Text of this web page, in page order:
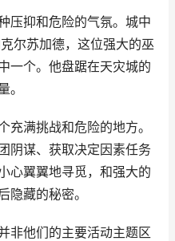
压抑和危险的气氛。城中
尔苏加德，这位强大的巫
一个。他盘踞在天灾城的
。
充满挑战和危险的地方。
阴谋、获取决定因素任务
心翼翼地寻觅，和强大的
隐藏的秘密。
非他们的主要活动主题区